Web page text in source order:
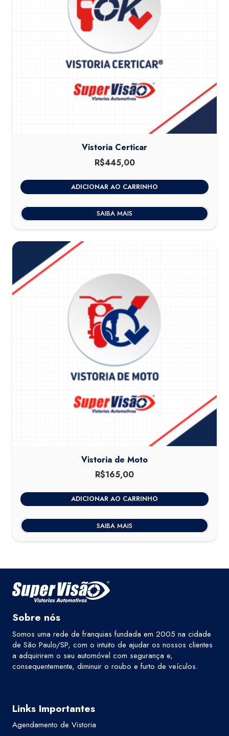
Vistoria Certicar
R$445,00
ADICIONAR AO CARRINHO
SAIBA MAIS
Vistoria de Moto
R$165,00
ADICIONAR AO CARRINHO
SAIBA MAIS
Sobre nós
Somos uma rede de franquias fundada em 2005 na cidade
de São Paulo/SP, com o intuito de ajudar os nossos clientes
a adquirirem o seu automóvel com segurança e,
consequentemente, diminuir o roubo e furto de veículos.
Links Importantes
Agendamento de Vistoria